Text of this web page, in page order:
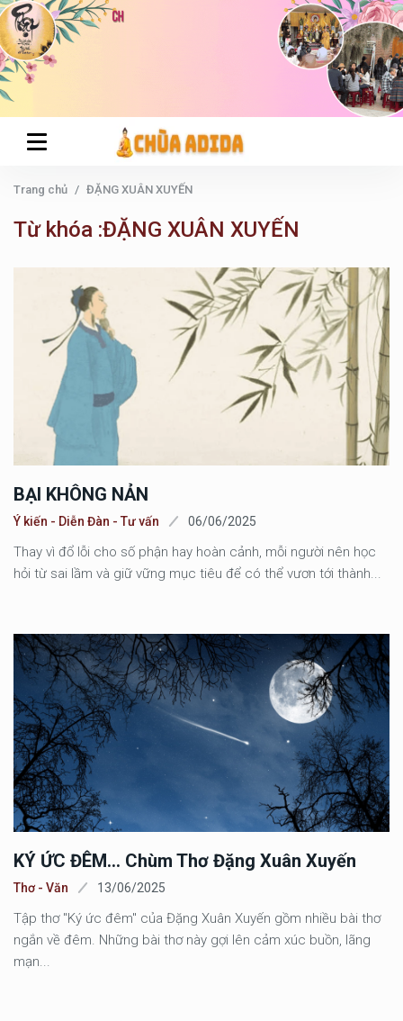
Trang chủ ĐẶNG XUÂN XUYẾN
Từ khóa :ĐẶNG XUÂN XUYẾN
BẠI KHÔNG NẢN
Ý kiến - Diễn Đàn - Tư vấn 06/06/2025
Thay vì đổ lỗi cho số phận hay hoàn cảnh, mỗi người nên học
hỏi từ sai lầm và giữ vững mục tiêu để có thể vươn tới thành...
KÝ ỨC ĐÊM... Chùm Thơ Đặng Xuân Xuyến
Thơ - Văn 13/06/2025
Tập thơ "Ký ức đêm" của Đặng Xuân Xuyến gồm nhiều bài thơ
ngắn về đêm. Những bài thơ này gợi lên cảm xúc buồn, lãng
mạn...